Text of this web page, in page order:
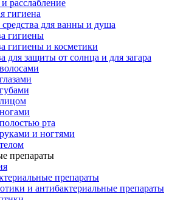
расслабление
гигиена
для ванны и душа
гигиены
гигиены и косметики
для защиты от солнца и для загара
рта
и ногтями
препараты
препараты
и антибактериальные препараты